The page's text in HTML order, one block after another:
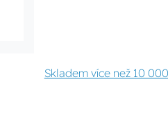
Skladem více než 10